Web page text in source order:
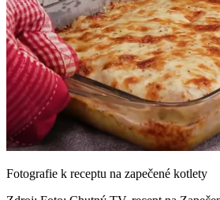
Fotografie k receptu na zapečené kotlety